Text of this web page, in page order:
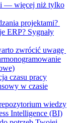
— więcej niż tylko
projektami?
ERP? Sygnały
zwrócić uwagę
czasu pracy
w czasie
wiedzy
Intelligence (BI)